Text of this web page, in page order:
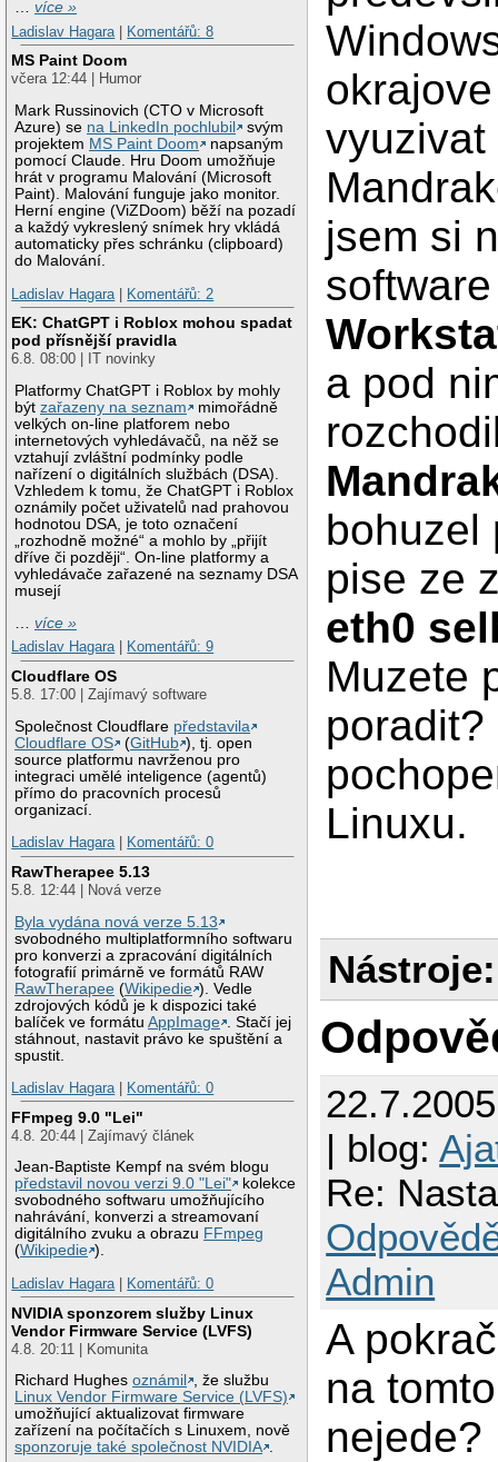
…více »
Ladislav Hagara
Komentářů: 8
MS Paint Doom
včera 12:44 | Humor
Mark Russinovich (CTO v Microsoft
Azure) se na LinkedIn pochlubil
svým
projektem MS Paint Doom
napsaným
pomocí Claude. Hru Doom umožňuje
hrát v programu Malování (Microsoft
Paint). Malování funguje jako monitor.
Herní engine (ViZDoom) běží na pozadí
a každý vykreslený snímek hry vkládá
automaticky přes schránku (clipboard)
do Malování.
Ladislav Hagara
Komentářů: 2
EK: ChatGPT i Roblox mohou spadat
pod přísnější pravidla
6.8. 08:00 | IT novinky
Platformy ChatGPT i Roblox by mohly
býtzařazeny na seznam
mimořádně
velkých on-line platforem nebo
internetových vyhledávačů, na něž se
vztahují zvláštní podmínky podle
nařízení o digitálních službách (DSA).
Vzhledem k tomu, že ChatGPT i Roblox
oznámily počet uživatelů nad prahovou
hodnotou DSA, je toto označení
„rozhodně možné“ a mohlo by „přijít
dříve či později“. On-line platformy a
vyhledávače zařazené na seznamy DSA
musejí
…více »
Ladislav Hagara| Komentářů: 9
Cloudflare OS
5.8. 17:00 | Zajímavý software
Společnost Cloudflare představila
Cloudflare OS
(GitHub ), tj. open
source platformu navrženou pro
integraci umělé inteligence (agentů)
přímo do pracovních procesů
organizací.
Ladislav Hagara| Komentářů: 0
RawTherapee 5.13
5.8. 12:44 | Nová verze
Byla vydána nová verze 5.13
svobodného multiplatformního softwaru
pro konverzi a zpracování digitálních
fotografií primárně ve formátů RAW
RawTherapee (Wikipedie ). Vedle
zdrojových kódů je k dispozici také
balíček ve formátuAppImage
. Stačí jej
stáhnout, nastavit právo ke spuštění a
spustit.
Ladislav Hagara| Komentářů: 0
FFmpeg 9.0 "Lei"
4.8. 20:44 | Zajímavý článek
Jean-Baptiste Kempf na svém blogu
představil novou verzi 9.0 "Lei"
kolekce
svobodného softwaru umožňujícího
nahrávání, konverzi a streamovaní
digitálního zvuku a obrazu FFmpeg
(Wikipedie ).
Ladislav Hagara| Komentářů: 0
NVIDIA sponzorem služby Linux
Vendor Firmware Service (LVFS)
4.8. 20:11 | Komunita
Richard Hughesoznámil
, že službu
Linux Vendor Firmware Service (LVFS)
umožňující aktualizovat firmware
zařízení na počítačích s Linuxem, nově
sponzoruje také společnost NVIDIA .
vyuzivat
jsem si
a pod
bohuzel
pise ze
eth0
Muzete
Linuxu.
Nástroje:
| blog:
Re:
Admin
A
na
nejede?